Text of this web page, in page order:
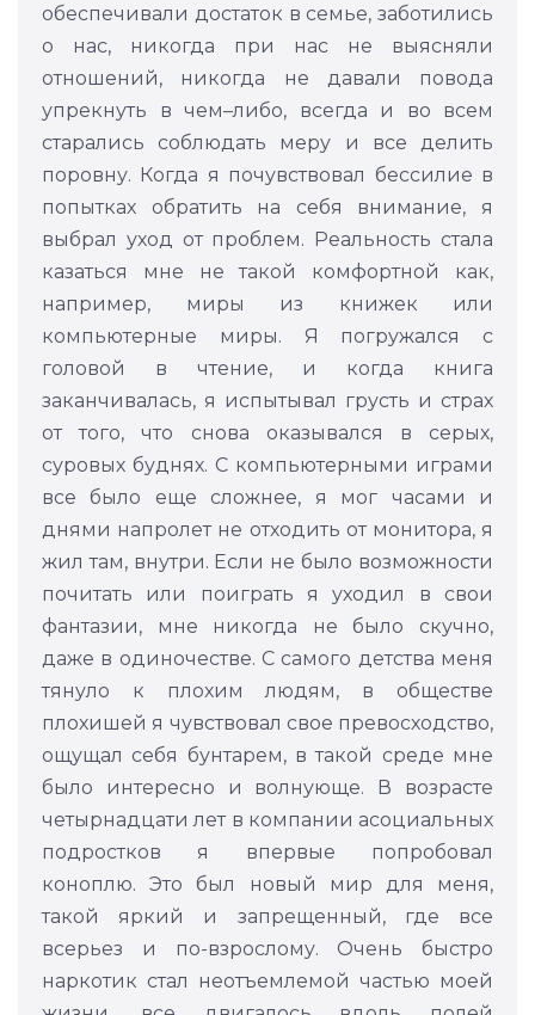
обеспечивали достаток в семье, заботились
о нас, никогда при нас не выясняли
отношений, никогда не давали повода
упрекнуть в чем–либо, всегда и во всем
старались соблюдать меру и все делить
поровну. Когда я почувствовал бессилие в
попытках обратить на себя внимание, я
выбрал уход от проблем. Реальность стала
казаться мне не такой комфортной как,
например, миры из книжек или
компьютерные миры. Я погружался с
головой в чтение, и когда книга
заканчивалась, я испытывал грусть и страх
от того, что снова оказывался в серых,
суровых буднях. С компьютерными играми
все было еще сложнее, я мог часами и
днями напролет не отходить от монитора, я
жил там, внутри. Если не было возможности
почитать или поиграть я уходил в свои
фантазии, мне никогда не было скучно,
даже в одиночестве. С самого детства меня
тянуло к плохим людям, в обществе
плохишей я чувствовал свое превосходство,
ощущал себя бунтарем, в такой среде мне
было интересно и волнующе. В возрасте
четырнадцати лет в компании асоциальных
подростков я впервые попробовал
коноплю. Это был новый мир для меня,
такой яркий и запрещенный, где все
всерьез и по-взрослому. Очень быстро
наркотик стал неотъемлемой частью моей